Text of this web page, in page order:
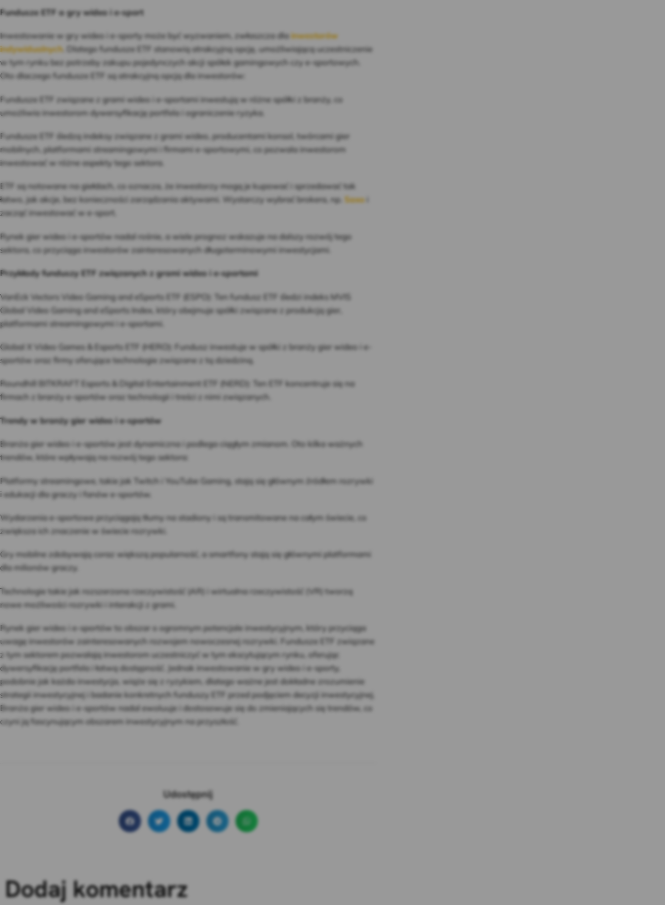
Fundusze ETF a gry wideo i e-sport
Inwestowanie w gry wideo i e-sporty może być wyzwaniem, zwłaszcza dlainwestorów
indywidualnych. Dlatego fundusze ETF stanowią atrakcyjną opcję, umożliwiającą uczestniczenie
w tym rynku bez potrzeby zakupu pojedynczych akcji spółek gamingowych czy e-sportowych.
Oto dlaczego fundusze ETF są atrakcyjną opcją dla inwestorów:
Fundusze ETF związane z grami wideo i e-sportami inwestują w różne spółki z branży, co
umożliwia inwestorom dywersyfikację portfela i ograniczenie ryzyka.
Fundusze ETF śledzą indeksy związane z grami wideo, producentami konsol, twórcami gier
mobilnych, platformami streamingowymi i firmami e-sportowymi, co pozwala inwestorom
inwestować w różne aspekty tego sektora.
ETF są notowane na giełdach, co oznacza, że inwestorzy mogą je kupować i sprzedawać tak
łatwo, jak akcje, bez konieczności zarządzania aktywami. Wystarczy wybrać brokera, np. Saxoi
zacząć inwestować w e-sport.
Rynek gier wideo i e-sportów nadal rośnie, a wiele prognoz wskazuje na dalszy rozwój tego
sektora, co przyciąga inwestorów zainteresowanych długoterminowymi inwestycjami.
Przykłady funduszy ETF związanych z grami wideo i e-sportami
VanEck Vectors Video Gaming and eSports ETF (ESPO): Ten fundusz ETF śledzi indeks MVIS
Global Video Gaming and eSports Index, który obejmuje spółki związane z produkcją gier,
platformami streamingowymi i e-sportami.
Global X Video Games & Esports ETF (HERO): Fundusz inwestuje w spółki z branży gier wideo i e-
sportów oraz firmy oferujące technologie związane z tą dziedziną.
Roundhill BITKRAFT Esports & Digital Entertainment ETF (NERD): Ten ETF koncentruje się na
firmach z branży e-sportów oraz technologii i treści z nimi związanych.
Trendy w branży gier wideo i e-sportów
Branża gier wideo i e-sportów jest dynamiczna i podlega ciągłym zmianom. Oto kilka ważnych
trendów, które wpływają na rozwój tego sektora:
Platformy streamingowe, takie jak Twitch i YouTube Gaming, stają się głównym źródłem rozrywki
i edukacji dla graczy i fanów e-sportów.
Wydarzenia e-sportowe przyciągają tłumy na stadiony i są transmitowane na całym świecie, co
zwiększa ich znaczenie w świecie rozrywki.
Gry mobilne zdobywają coraz większą popularność, a smartfony stają się głównymi platformami
dla milionów graczy.
Technologie takie jak rozszerzona rzeczywistość (AR) i wirtualna rzeczywistość (VR) tworzą
nowe możliwości rozrywki i interakcji z grami.
Rynek gier wideo i e-sportów to obszar o ogromnym potencjale inwestycyjnym, który przyciąga
uwagę inwestorów zainteresowanych rozwojem nowoczesnej rozrywki. Fundusze ETF związane
z tym sektorem pozwalają inwestorom uczestniczyć w tym ekscytującym rynku, oferując
dywersyfikację portfela i łatwą dostępność. Jednak inwestowanie w gry wideo i e-sporty,
podobnie jak każda inwestycja, wiąże się z ryzykiem, dlatego ważne jest dokładne zrozumienie
strategii inwestycyjnej i badanie konkretnych funduszy ETF przed podjęciem decyzji inwestycyjnej.
Branża gier wideo i e-sportów nadal ewoluuje i dostosowuje się do zmieniających się trendów, co
czyni ją fascynującym obszarem inwestycyjnym na przyszłość.
Udostępnij
Dodaj komentarz